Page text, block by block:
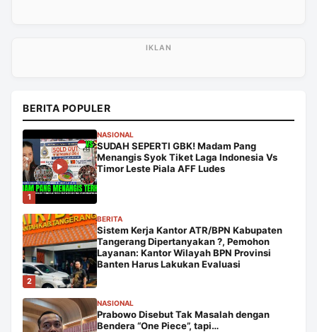
BERITA POPULER
1
NASIONAL
SUDAH SEPERTI GBK! Madam Pang
Menangis Syok Tiket Laga Indonesia Vs
Timor Leste Piala AFF Ludes
2
BERITA
Sistem Kerja Kantor ATR/BPN Kabupaten
Tangerang Dipertanyakan ?, Pemohon
Layanan: Kantor Wilayah BPN Provinsi
Banten Harus Lakukan Evaluasi
NASIONAL
Prabowo Disebut Tak Masalah dengan
Bendera “One Piece”, tapi…